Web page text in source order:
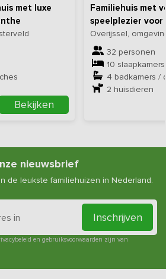
met luxe
Bekijken
Familiehuis met
speelplezier voor
Overijssel,
32 personen
10 slaapkamers
4 badkamers /
2 huisdieren
nieuwsbrief
de leukste familiehuizen in Nederland.
Inschrijven
en gebruiksvoorwaarden zijn van